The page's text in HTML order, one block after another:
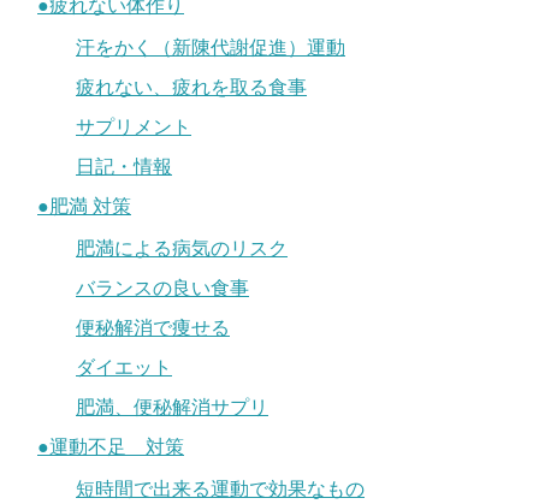
●疲れない体作り
汗をかく（新陳代謝促進）運動
疲れない、疲れを取る食事
サプリメント
日記・情報
●肥満 対策
肥満による病気のリスク
バランスの良い食事
便秘解消で痩せる
ダイエット
肥満、便秘解消サプリ
●運動不足 対策
短時間で出来る運動で効果なもの